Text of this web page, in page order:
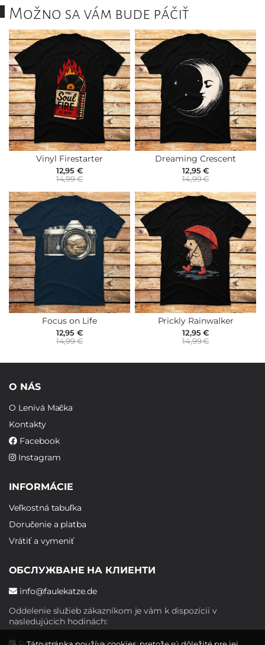
Možno sa vám bude páčiť
Vinyl Firestarter
12,95 €
14,99 €
Dreaming Crescent
12,95 €
14,99 €
Focus on Life
12,95 €
14,99 €
Prickly Rainwalker
12,95 €
14,99 €
O NÁS
O Lenivá Mačka
Kontakty
Facebook
Instagram
INFORMÁCIE
Veľkostná tabuľka
Doručenie a platba
Vrátiť a vymeniť
ОБСЛУЖВАНЕ НА КЛИЕНТИ
info@faulekatze.de
Oddelenie služieb zákazníkom je vám k dispozícii v
nasledujúcich hodinách: